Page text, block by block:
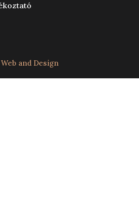
and Design